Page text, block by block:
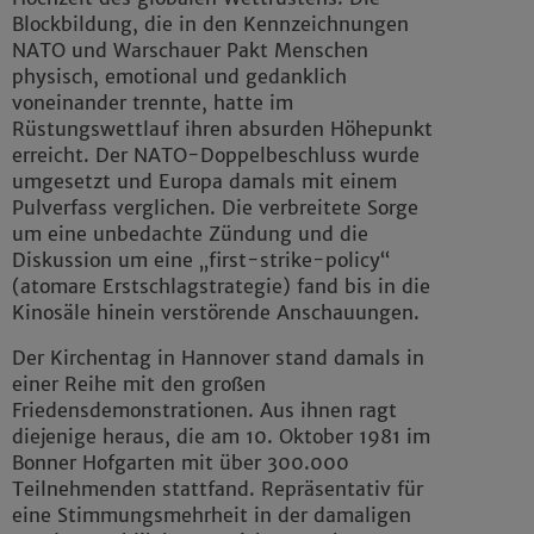
Blockbildung, die in den Kennzeichnungen
NATO und Warschauer Pakt Menschen
physisch, emotional und gedanklich
voneinander trennte, hatte im
Rüstungswettlauf ihren absurden Höhepunkt
erreicht. Der NATO-Doppelbeschluss wurde
umgesetzt und Europa damals mit einem
Pulverfass verglichen. Die verbreitete Sorge
um eine unbedachte Zündung und die
Diskussion um eine „first-strike-policy“
(atomare Erstschlagstrategie) fand bis in die
Kinosäle hinein verstörende Anschauungen.
Der Kirchentag in Hannover stand damals in
einer Reihe mit den großen
Friedensdemonstrationen. Aus ihnen ragt
diejenige heraus, die am 10. Oktober 1981 im
Bonner Hofgarten mit über 300.000
Teilnehmenden stattfand. Repräsentativ für
eine Stimmungsmehrheit in der damaligen